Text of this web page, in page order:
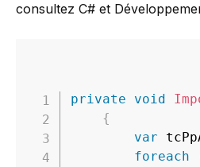
consultez C# et
private void
{
var
foreach